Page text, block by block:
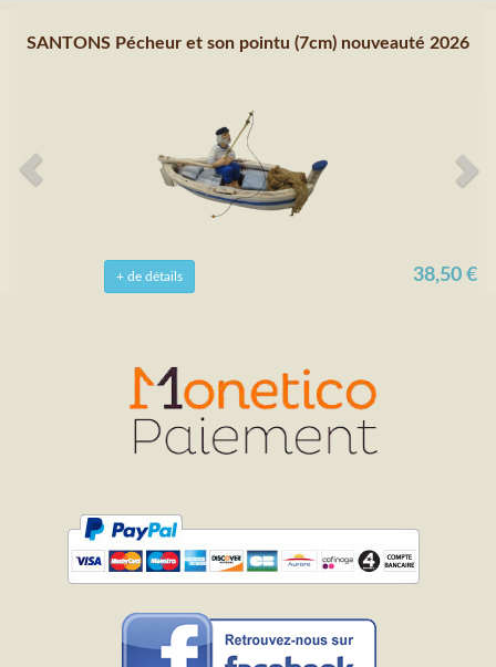
SANTONS Pécheur et son pointu (7cm) nouveauté 2026
+ de détails 38,50 €